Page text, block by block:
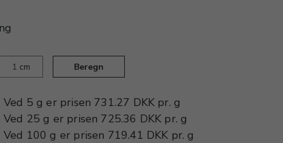
cm
Beregn
Ved 5 g er prisen 731.27 DKK pr. g
Ved 25 g er prisen 725.36 DKK pr.g
Ved 100 g er prisen 719.41 DKK pr.g